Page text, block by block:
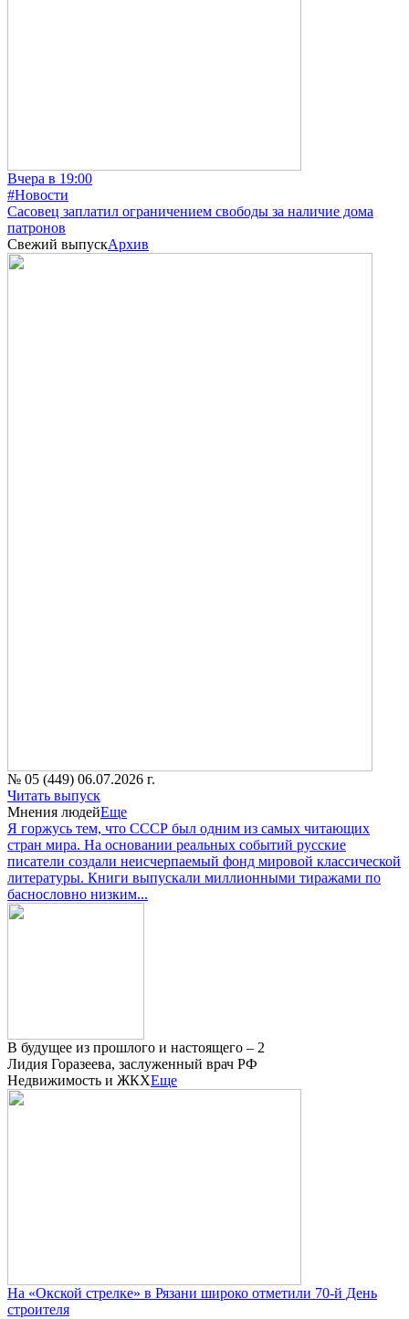
Вчера в 19:00
#Новости
Сасовец заплатил ограничением свободы за наличие дома
патронов
Свежий выпускАрхив
№ 05 (449) 06.07.2026 г.
Читать выпуск
Мнения людейЕще
Я горжусь тем, что СССР был одним из самых читающих
стран мира. На основании реальных событий русские
писатели создали неисчерпаемый фонд мировой классической
литературы. Книги выпускали миллионными тиражами по
баснословно низким...
В будущее из прошлого и настоящего – 2
Лидия Горазеева, заслуженный врач РФ
Недвижимость и ЖКХЕще
На «Окской стрелке» в Рязани широко отметили 70-й День
строителя